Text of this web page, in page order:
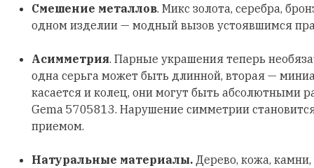
Смешение металлов. Микс золота, серебра,
одном изделии — модный вызов устоявшимся
Асимметрия. Парные украшения теперь
одна серьга может быть длинной, вторая —
касается и колец, они могут быть абсолютными
Gema 5705813. Нарушение симметрии
приемом.
Натуральные материалы. Дерево, кожа,